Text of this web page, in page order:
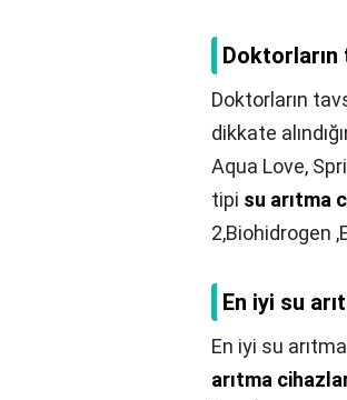
Doktorların
Doktorların
dikkate
Aqua Love,
tipi su arıtma
2,Biohidrogen
En iyi su
En iyi su
arıtma